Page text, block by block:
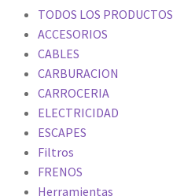
TODOS LOS PRODUCTOS
ACCESORIOS
CABLES
CARBURACION
CARROCERIA
ELECTRICIDAD
ESCAPES
Filtros
FRENOS
Herramientas